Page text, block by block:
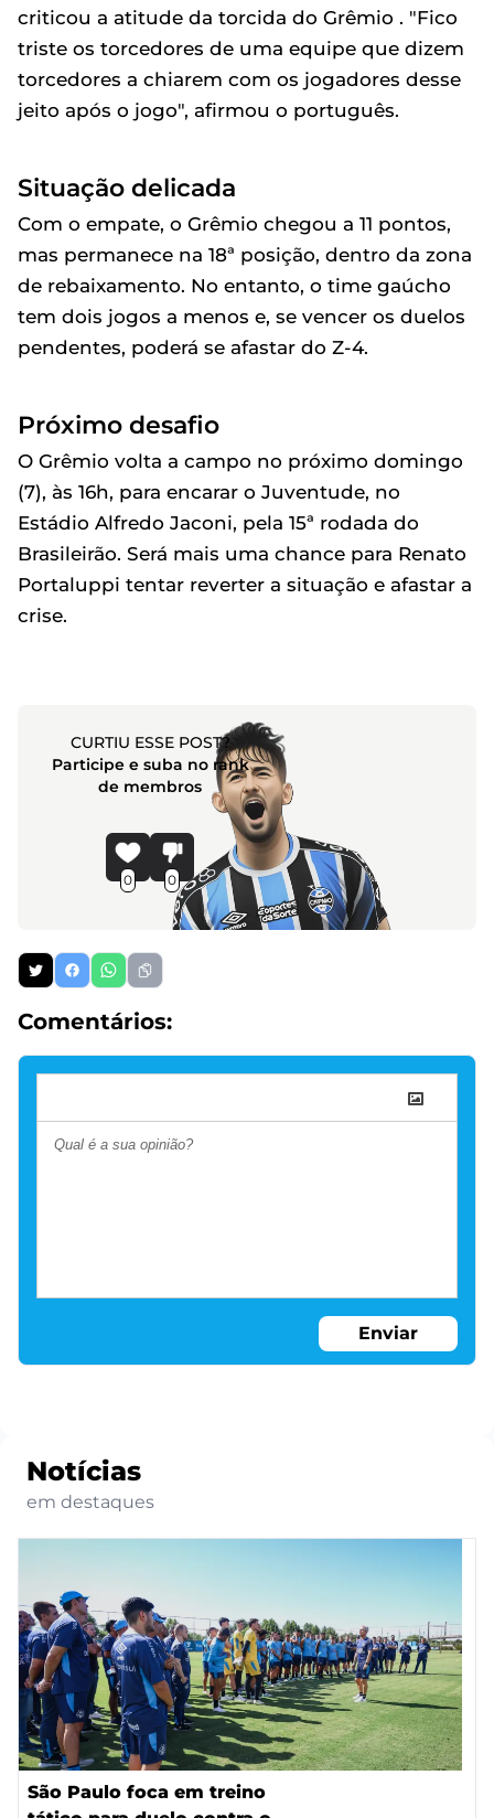
criticou a atitude da torcida do Grêmio . "Fico
triste os torcedores de uma equipe que dizem
torcedores a chiarem com os jogadores desse
jeito após o jogo", afirmou o português.
Situação delicada
Com o empate, o Grêmio chegou a 11 pontos,
mas permanece na 18ª posição, dentro da zona
de rebaixamento. No entanto, o time gaúcho
tem dois jogos a menos e, se vencer os duelos
pendentes, poderá se afastar do Z-4.
Próximo desafio
O Grêmio volta a campo no próximo domingo
(7), às 16h, para encarar o Juventude, no
Estádio Alfredo Jaconi, pela 15ª rodada do
Brasileirão. Será mais uma chance para Renato
Portaluppi tentar reverter a situação e afastar a
crise.
CURTIU ESSE POST?
Participe e suba no rank
de membros
0 0
Comentários:
Enviar
Notícias
em destaques
São Paulo foca em treino